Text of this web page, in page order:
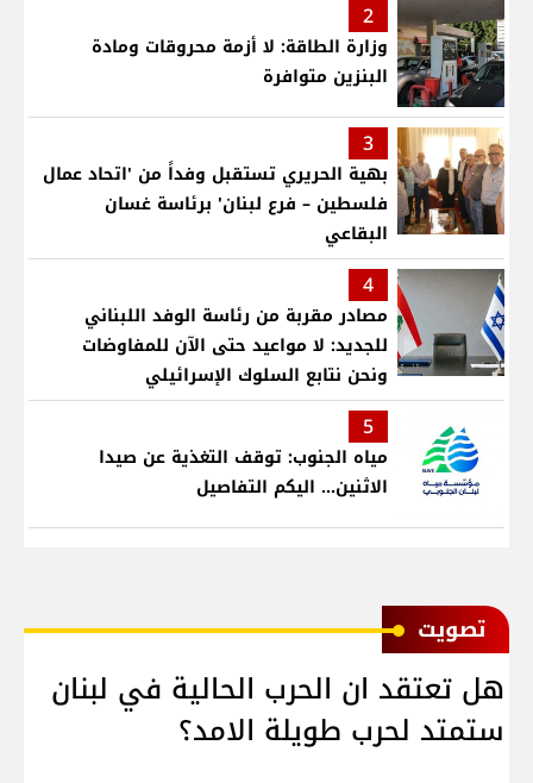
2
وزارة الطاقة: لا أزمة محروقات ومادة
البنزين متوافرة
3
بهية الحريري تستقبل وفداً من 'اتحاد عمال
فلسطين – فرع لبنان' برئاسة غسان
البقاعي
4
مصادر مقربة من رئاسة الوفد اللبناني
للجديد: لا مواعيد حتى الآن للمفاوضات
ونحن نتابع السلوك الإسرائيلي
5
مياه الجنوب: توقف التغذية عن صيدا
الاثنين... اليكم التفاصيل
ﺗﺼﻮﻳﺖ
هل تعتقد ان الحرب الحالية في لبنان
ستمتد لحرب طويلة الامد؟